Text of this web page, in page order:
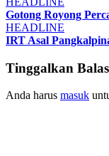
Gotong Royong
HEADLINE
IRT Asal
Tinggalkan
Anda harus masuk